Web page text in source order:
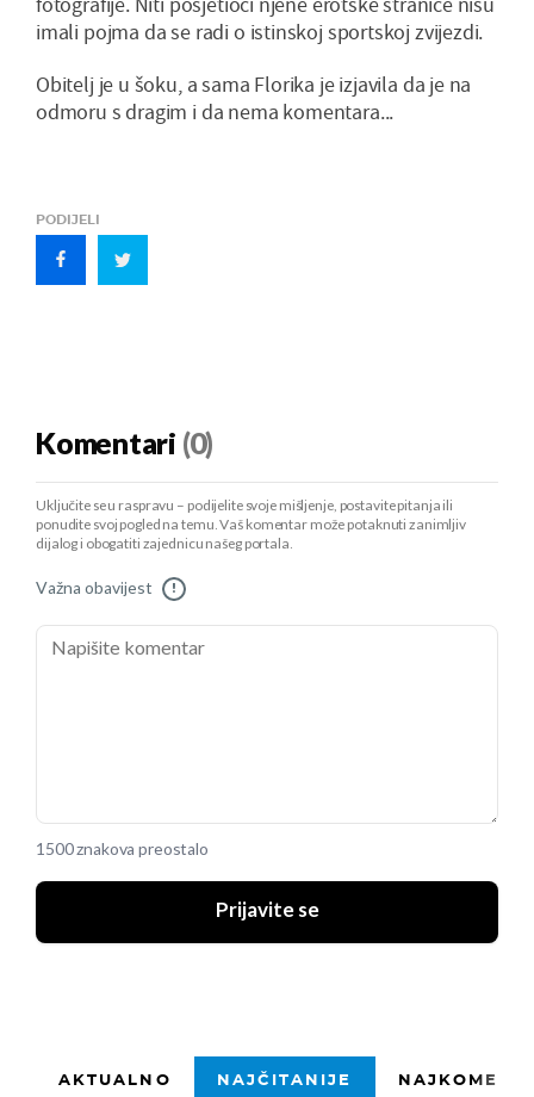
imali pojma da se radi o istinskoj sportskoj zvijezdi.
Obitelj je u šoku, a sama Florika je izjavila da je na
odmoru s dragim i da nema komentara...
PODIJELI
Komentari (0)
Uključite se u raspravu – podijelite svoje mišljenje, postavite pitanja ili
ponudite svoj pogled na temu. Vaš komentar može potaknuti zanimljiv
dijalog i obogatiti zajednicu našeg portala.
Važna obavijest !
1500 znakova preostalo
Prijavite se
AKTUALNO NAJČITANIJE